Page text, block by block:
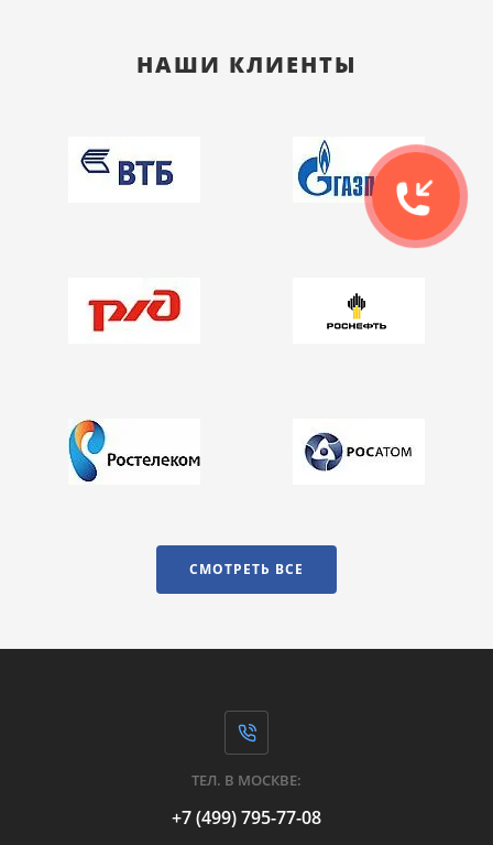
НАШИ КЛИЕНТЫ
СМОТРЕТЬ ВСЕ
ТЕЛ. В МОСКВЕ:
+7 (499) 795-77-08